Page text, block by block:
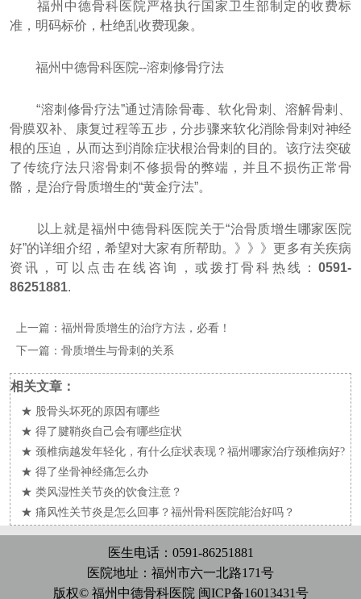
福州中德骨科医院严格执行国家卫生部制定的收费标
准，明码标价，杜绝乱收费现象。
福州中德骨科医院--溶刺修骨疗法
“溶刺修骨疗法”通过清除骨毒、软化骨刺、溶解骨剌、
骨膜双补、康复过程等五步，分步骤来软化消除骨刺对神经
根的压迫，从而达到消除症状根治骨刺的目的。该疗法突破
了传统疗法只溶骨刺不修损骨的弊端，并且不损伤正常骨
骼，是治疗骨质增生的“黄金疗法”。
以上就是福州中德骨科医院关于“治骨质增生哪家医院
好”的详细介绍，希望对大家有所帮助。 》》》更多有关疾病
资讯，可以点击在线咨询，或拨打骨科热线： 0591-
86251881.
上一篇：福州骨质增生的治疗方法，必看！
下一篇：骨质增生与骨刺的关系
相关文章：
★ 股骨头坏死的原因有哪些
★得了腱鞘炎自己会有哪些症状
★颈椎病越发年轻化，有什么症状表现？福州哪家治疗颈椎病好?
★得了坐骨神经痛怎么办
★类风湿性关节炎的饮食注意？
★痛风性关节炎是怎么回事？福州骨科医院能治好吗？
医生电话：0591-86251881
医院地址：福州市六一北路171号
版权© 福州中德骨科医院 闽ICP备16013431号